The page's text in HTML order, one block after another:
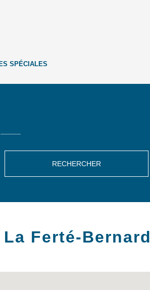
SPÉCIALES
RECHERCHER
La Ferté-Bernard